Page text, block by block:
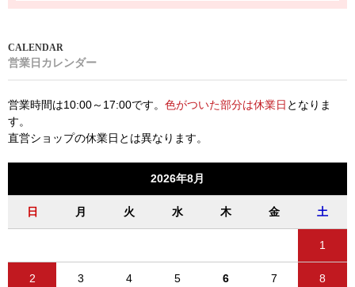
営業日カレンダー
営業時間は10:00～17:00です。 色がついた部分は休業日 となりま
す。
直営ショップの休業日とは異なります。
2026年8月
日 月 火 水 木 金 土
1
2 3 4 5 6 7 8